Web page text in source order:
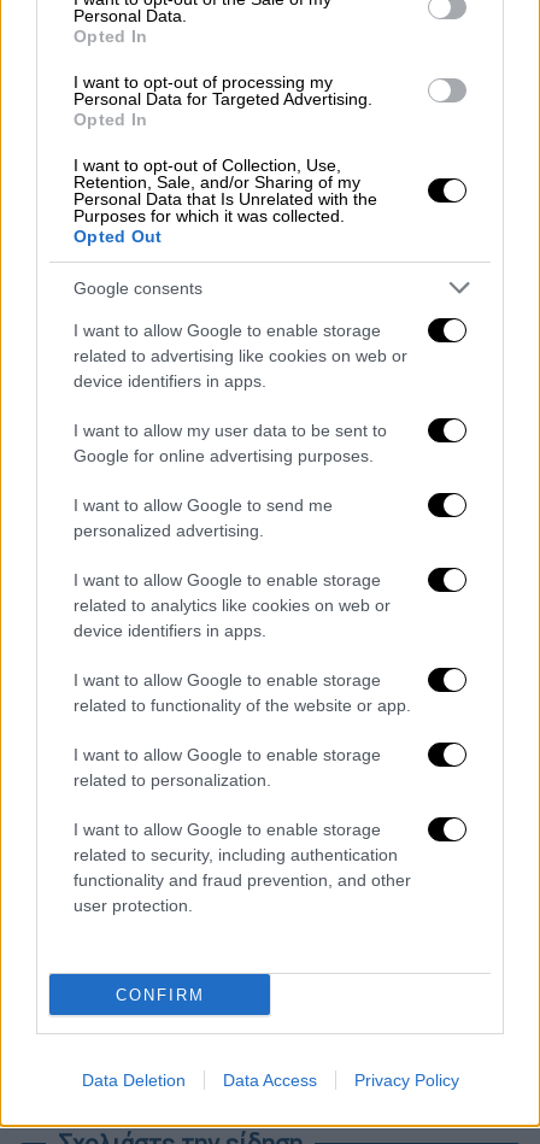
Personal Data.
Opted In
I want to opt-out of processing my
Personal Data for Targeted Advertising.
Opted In
I want to opt-out of Collection, Use,
Retention, Sale, and/or Sharing of my
Personal Data that Is Unrelated with the
Purposes for which it was collected.
Opted Out
Google consents
I want to allow Google to enable storage
related to advertising like cookies on web or
device identifiers in apps.
I want to allow my user data to be sent to
Google for online advertising purposes.
I want to allow Google to send me
personalized advertising.
I want to allow Google to enable storage
related to analytics like cookies on web or
device identifiers in apps.
I want to allow Google to enable storage
related to functionality of the website or app.
I want to allow Google to enable storage
related to personalization.
I want to allow Google to enable storage
related to security, including authentication
functionality and fraud prevention, and other
user protection.
CONFIRM
Data Deletion Data Access Privacy Policy
καθένας με 6 επεισόδια.
Productions,γνωστή για διεθνείς
συνεργασίες, μεταξύ άλλων με τον Γιώργος
Λάνθιμος, με στόχο την προβολή της σειράς
και σε διεθνείς πλατφόρμες . Αν και η σειρά
θα είναι στα ελληνικά, το σενάριο υπογράφει
καταξιωμένη σεναριογράφος από την
Ισπανία.
Αρχικά, τη σκηνοθεσία είχε αναλάβει ο
η συνεργασία
ακυρώθηκε λόγω καθυστερήσεων στην
πληροφορίες, το πιθανότερο είναι η
σκηνοθεσία να ανατεθεί πλέον στον γιο της
Αγγελικής Νικολούλη, Κωνσταντίνος
Μουσούλης, ο οποίος δραστηριοποιείται
στον κινηματογράφο και έχει ήδη
σκηνοθετήσει 17 ταινίες μικρού μήκους
Μάλιστα,στις αρχές Μαρτίου αναμένεται η
πρεμιέρα της πρώτης μεγάλου μήκους
για πάντα».